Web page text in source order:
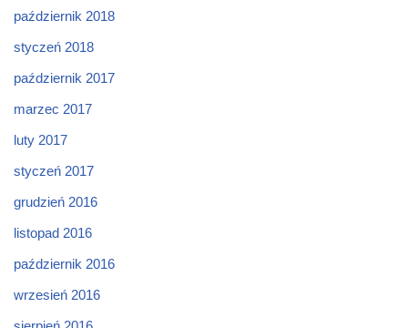
październik 2018
styczeń 2018
październik 2017
marzec 2017
luty 2017
styczeń 2017
grudzień 2016
listopad 2016
październik 2016
wrzesień 2016